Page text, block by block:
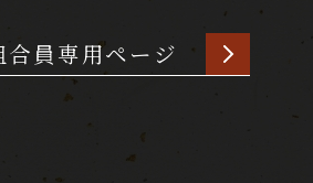
合員専用ページ